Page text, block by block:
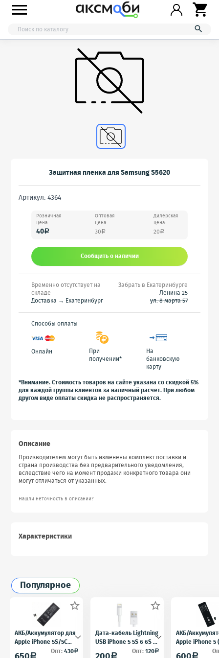



Защитная пленка для Samsung S5620
Артикул: 4364
Розничная
цена:
40a
Оптовая
цена:
30 a
Дилерская
цена:
20 a
Сообщить o наличии
Временно отсутствует на
складе
Доставка → Екатеринбург
Забрать в Екатеринбурге
Ленина 25
ул. 8 марта 57
Способы оплаты
Онлайн
При
получении*
На
банковскую
карту
*Внимание. Стоимость товаров на сайте указана со скидкой 5%
для каждой группы клиентов за наличный расчет. При любом
другом виде оплаты скидка не распространяется.
Описание
Производителем могут быть изменены комплект поставки и
страна производства без предварительного уведомления,
вследствие чего на момент продажи конкретного товара они
могут отличаться от указанных.
Нашли неточность в описании?
Характеристики
Популярное

АКБ/Аккумулятор для
Apple iPhone 5S/5C
(Айфон 5C/5Ц) тех.
a Опт:430a

Дата-кабель Lightning
USB iPhone 5 5S 6 6S 7
для iPad 4 iPad mini
a Опт:120a
АКБ/
Apple iPhone
5) тех.
a